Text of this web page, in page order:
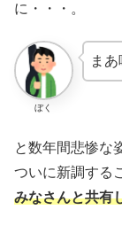
に・・・。
ぼく
ま
と数年間悲惨な
ついに新調する
みなさんと共有